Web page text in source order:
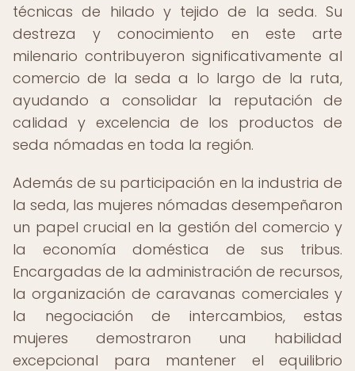
técnicas de hilado y tejido de la seda. Su
destreza y conocimiento en este arte
milenario contribuyeron significativamente al
comercio de la seda a lo largo de la ruta,
ayudando a consolidar la reputación de
calidad y excelencia de los productos de
seda nómadas en toda la región.
Además de su participación en la industria de
la seda, las mujeres nómadas desempeñaron
un papel crucial en la gestión del comercio y
la economía doméstica de sus tribus.
Encargadas de la administración de recursos,
la organización de caravanas comerciales y
la negociación de intercambios, estas
mujeres demostraron una habilidad
excepcional para mantener el equilibrio